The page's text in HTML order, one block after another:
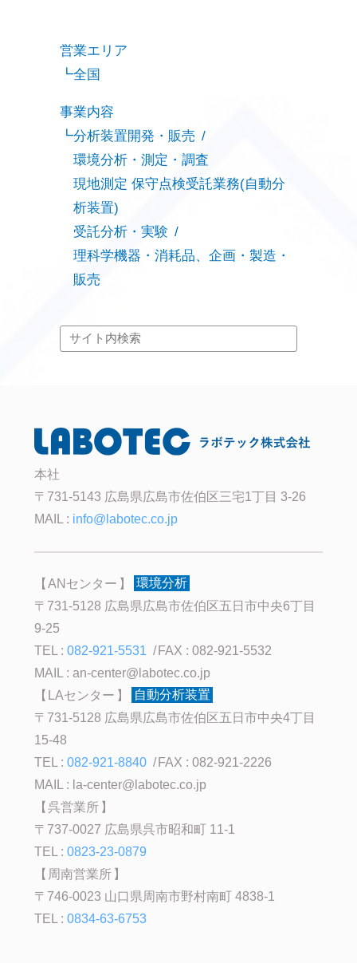
営業エリア
全国
事業内容
分析装置開発・販売
環境分析・測定・調査
現地測定 保守点検受託業務(自動分
析装置)
受託分析・実験
理科学機器・消耗品、企画・製造・
販売
本社
〒731-5143 広島県広島市佐伯区三宅1丁目 3-26
MAIL : info@labotec.co.jp
ANセンター
環境分析
〒731-5128 広島県広島市佐伯区五日市中央6丁目
9-25
TEL :082-921-5531
FAX : 082-921-5532
MAIL :an-center@labotec.co.jp
LAセンター
自動分析装置
〒731-5128 広島県広島市佐伯区五日市中央4丁目
15-48
TEL :082-921-8840
FAX : 082-921-2226
MAIL : la-center@labotec.co.jp
呉営業所
〒737-0027 広島県呉市昭和町 11-1
TEL :0823-23-0879
周南営業所
〒746-0023 山口県周南市野村南町 4838-1
TEL :0834-63-6753